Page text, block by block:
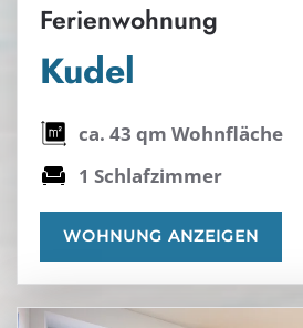
Ferienwohnung
Kudel
ca. 43 qm Wohnfläche
1 Schlafzimmer
WOHNUNG ANZEIGEN